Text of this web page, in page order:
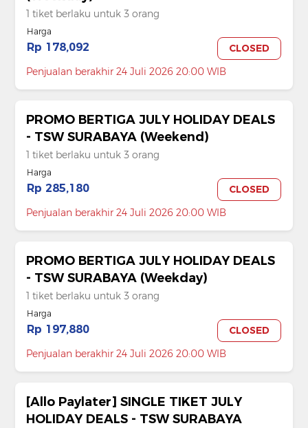
1 tiket berlaku untuk 3 orang
Harga
Rp 178,092
CLOSED
Penjualan berakhir 24 Juli 2026 20:00 WIB
PROMO BERTIGA JULY HOLIDAY DEALS
- TSW SURABAYA (Weekend)
1 tiket berlaku untuk 3 orang
Harga
Rp 285,180
CLOSED
Penjualan berakhir 24 Juli 2026 20:00 WIB
PROMO BERTIGA JULY HOLIDAY DEALS
- TSW SURABAYA (Weekday)
1 tiket berlaku untuk 3 orang
Harga
Rp 197,880
CLOSED
Penjualan berakhir 24 Juli 2026 20:00 WIB
[Allo Paylater] SINGLE TIKET JULY
HOLIDAY DEALS - TSW SURABAYA